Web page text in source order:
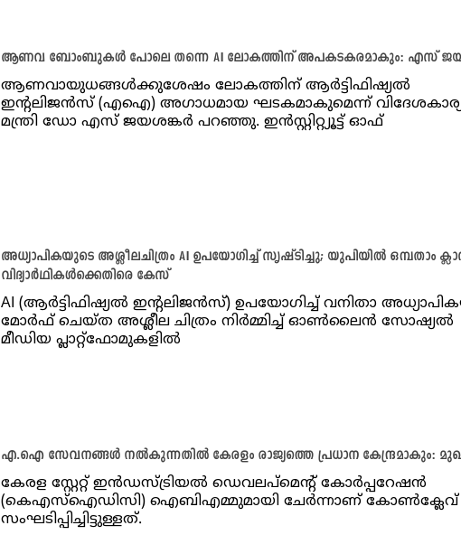
ആണവ ബോംബുകൾ പോലെ തന്നെ AI ലോകത്തിന് അപകടകരമാകും: എസ്
ആണവായുധങ്ങൾക്കുശേഷം ലോകത്തിന് ആർട്ടിഫിഷ്യൽ
ഇൻ്റലിജൻസ് (എഐ) അഗാധമായ ഘടകമാകുമെന്ന്
മന്ത്രി ഡോ എസ് ജയശങ്കർ പറഞ്ഞു. ഇൻസ്റ്റിറ്റ്യൂട്ട് ഓഫ്
അധ്യാപികയുടെ അശ്ലീലചിത്രം AI ഉപയോഗിച്ച് സൃഷ്ടിച്ചു; യുപിയിൽ ഒമ്പതാം
വിദ്യാർഥികൾക്കെതിരെ കേസ്
AI (ആർട്ടിഫിഷ്യൽ ഇൻ്റലിജൻസ്) ഉപയോഗിച്ച് വനിതാ
മോർഫ് ചെയ്ത അശ്ലീല ചിത്രം നിർമ്മിച്ച് ഓൺലൈൻ സോഷ്യൽ
മീഡിയ പ്ലാറ്റ്‌ഫോമുകളിൽ
എ.ഐ സേവനങ്ങള്‍ നല്‍കുന്നതില്‍ കേരളം രാജ്യത്തെ പ്രധാന കേന്ദ്രമാകും:
കേരള സ്റ്റേറ്റ് ഇന്‍ഡസ്ട്രിയല്‍ ഡെവലപ്‌മെന്റ് കോര്‍പ്പറേഷന്‍
(കെഎസ്‌ഐഡിസി) ഐബിഎമ്മുമായി ചേര്‍ന്നാണ് കോണ്‍ക്ലേവ്
സംഘടിപ്പിച്ചിട്ടുള്ളത്.